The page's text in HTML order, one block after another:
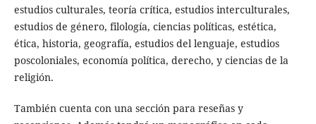
estudios culturales, teoría crítica, estudios interculturales,
estudios de género, filología, ciencias políticas, estética,
ética, historia, geografía, estudios del lenguaje, estudios
poscoloniales, economía política, derecho, y ciencias de la
religión.
También cuenta con una sección para reseñas y